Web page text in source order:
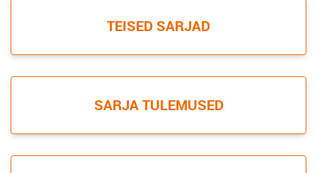
TEISED SARJAD
SARJA TULEMUSED